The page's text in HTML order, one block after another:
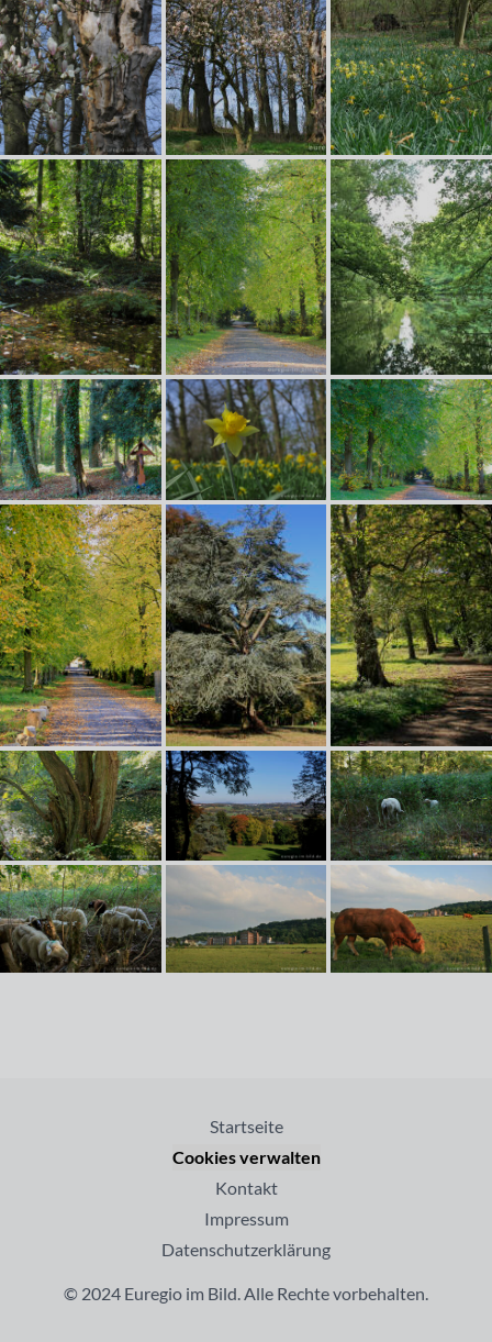
Startseite
Cookies verwalten
Kontakt
Impressum
Datenschutzerklärung
© 2024 Euregio im Bild. Alle Rechte vorbehalten.